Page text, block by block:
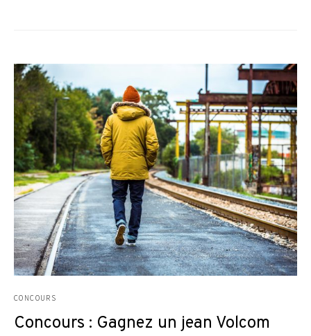
CONCOURS
Concours : Gagnez un jean Volcom